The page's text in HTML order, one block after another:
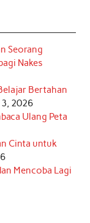
Seorang
Nakes
Bertahan
2026
Ulang Peta
Cinta untuk
Mencoba Lagi